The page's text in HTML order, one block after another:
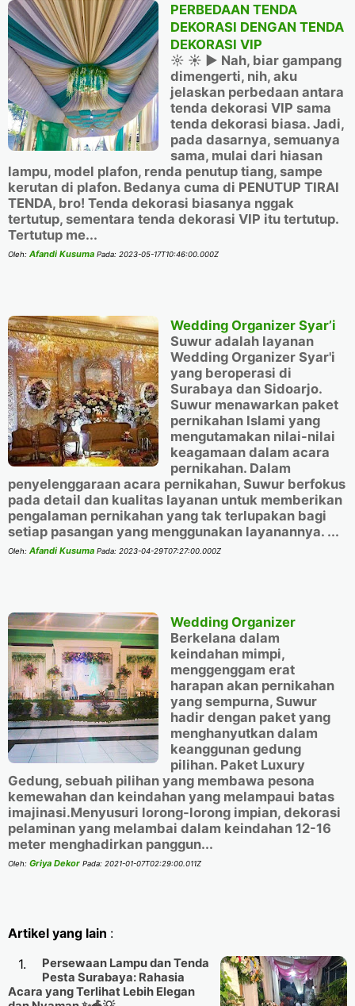
PERBEDAAN TENDA
DEKORASI DENGAN TENDA
DEKORASI VIP
☼ ☀ ▶️ Nah, biar gampang
dimengerti, nih, aku
jelaskan perbedaan antara
tenda dekorasi VIP sama
tenda dekorasi biasa. Jadi,
pada dasarnya, semuanya
sama, mulai dari hiasan
lampu, model plafon, renda penutup tiang, sampe
kerutan di plafon. Bedanya cuma di PENUTUP TIRAI
TENDA, bro! Tenda dekorasi biasanya nggak
tertutup, sementara tenda dekorasi VIP itu tertutup.
Tertutup me...
Oleh: Afandi Kusuma Pada: 2023-05-17T10:46:00.000Z
Wedding Organizer Syar’i
Suwur adalah layanan
Wedding Organizer Syar'i
yang beroperasi di
Surabaya dan Sidoarjo.
Suwur menawarkan paket
pernikahan Islami yang
mengutamakan nilai-nilai
keagamaan dalam acara
pernikahan. Dalam
penyelenggaraan acara pernikahan, Suwur berfokus
pada detail dan kualitas layanan untuk memberikan
pengalaman pernikahan yang tak terlupakan bagi
setiap pasangan yang menggunakan layanannya. ...
Oleh: Afandi Kusuma Pada: 2023-04-29T07:27:00.000Z
Wedding Organizer
Berkelana dalam
keindahan mimpi,
menggenggam erat
harapan akan pernikahan
yang sempurna, Suwur
hadir dengan paket yang
menghanyutkan dalam
keanggunan gedung
pilihan. Paket Luxury
Gedung, sebuah pilihan yang membawa pesona
kemewahan dan keindahan yang melampaui batas
imajinasi.Menyusuri lorong-lorong impian, dekorasi
pelaminan yang melambai dalam keindahan 12-16
meter menghadirkan panggun...
Oleh: Griya Dekor Pada: 2021-01-07T02:29:00.011Z
Artikel yang lain :
Persewaan Lampu dan Tenda
Pesta Surabaya: Rahasia
Acara yang Terlihat Lebih Elegan